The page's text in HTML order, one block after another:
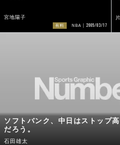
宮地陽子
有料 NBA 2005/03/17
ソフトバンク、中日はストップ
だろう。
石田雄太